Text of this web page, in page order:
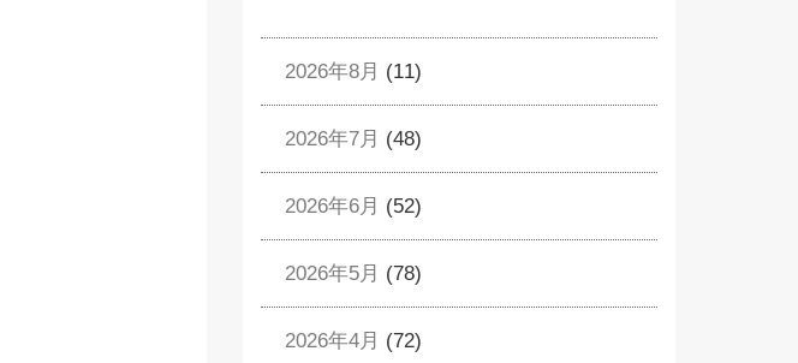
2026年8月 (11)
2026年7月 (48)
2026年6月 (52)
2026年5月 (78)
2026年4月 (72)